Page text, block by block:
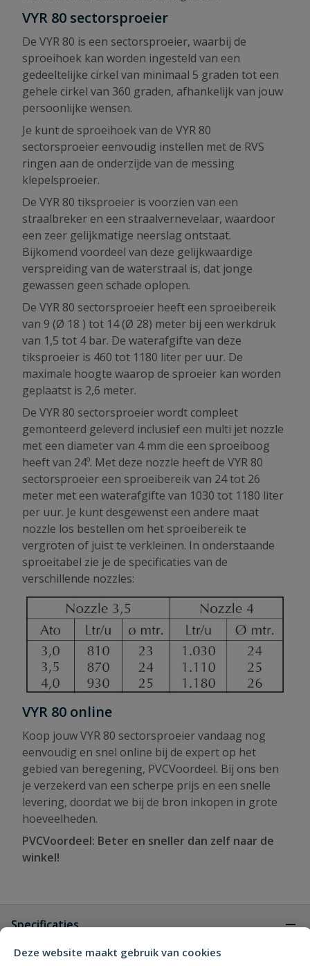
Deze website maakt gebruik van cookies
VYR 80 sectorsproeier
De VYR 80 is een sectorsproeier, waarbij de
sproeihoek kan worden ingesteld van een
gedeeltelijke cirkel van minimaal 5 graden tot een
gehele cirkel van 360 graden, afhankelijk van jouw
persoonlijke wensen.
Je kunt de sproeihoek van de VYR 80
sectorsproeier eenvoudig instellen met de RVS
ringen aan de onderzijde van de messing
klepelsproeier.
De VYR 80 tiksproeier is voorzien van een
straalbreker en een straalvernevelaar, waardoor
een zeer gelijkmatige neerslag ontstaat.
Bijkomend voordeel van deze gelijkwaardige
verspreiding van de waterstraal is, dat jonge
gewassen geen schade oplopen.
De VYR 80 sectorsproeier heeft een sproeibereik
van 9 (Ø 18 ) tot 14 (Ø 28) meter bij een werkdruk
van 1,5 tot 4 bar. De waterafgifte van deze
tiksproeier is 460 tot 1180 liter per uur. De
maximale hoogte waarop de sproeier kan worden
geplaatst is 2,6 meter.
De VYR 80 sectorsproeier wordt compleet
gemonteerd geleverd inclusief een multi jet nozzle
met een diameter van 4 mm die een sproeiboog
heeft van 24º. Met deze nozzle heeft de VYR 80
sectorsproeier een sproeibereik van 24 tot 26
meter met een waterafgifte van 1030 tot 1180 liter
per uur. Je kunt desgewenst een andere maat
nozzle los bestellen om het sproeibereik te
vergroten of juist te verkleinen. In onderstaande
sproeitabel zie je de specificaties van de
verschillende nozzles:
VYR 80 online
Koop jouw VYR 80 sectorsproeier vandaag nog
eenvoudig en snel online bij de expert op het
gebied van beregening, PVCVoordeel. Bij ons ben
je verzekerd van een scherpe prijs en een snelle
levering, doordat we bij de bron inkopen in grote
hoeveelheden.
PVCVoordeel: Beter en sneller dan zelf naar de
winkel!
Specificaties
Type aansluiting buitendraad